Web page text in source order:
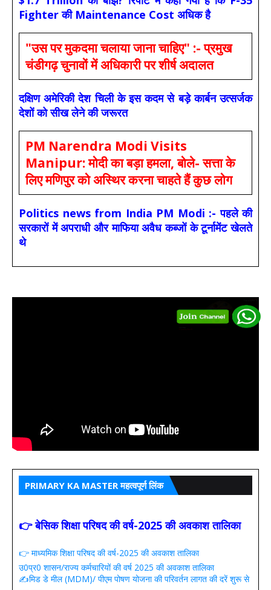
Fighter की Maintenance Cost अधिक है
"उस पर मुकदमा चलाया जाना चाहिए" :- प्रमुख
चंडीगढ़ चुनावों में अधिकारी पर शीर्ष अदालत
दक्षिण अमेरिकी देश चिली के इस कदम से बड़े कार्बन उत्सर्जक
देशों को सीख लेने की जरूरत
PM Narendra Modi Visits
Manipur: मोदी का बड़ा हमला, बोले- सत्ता के
लिए मणिपुर को अस्थिर करना चाहते हैं कुछ लोग
Politics news from India PM Modi :- पहले की
सरकारों में अपराधी और माफिया अवैध कब्जों के टूर्नामेंट खेलते
थे
PRIMARY KA MASTER महत्वपूर्ण लिंक
👉 बेसिक शिक्षा परिषद की वर्ष-2025 की अवकाश तालिका
👉 माध्यमिक शिक्षा परिषद की वर्ष-2025 की अवकाश तालिका
उ0प्र0 शासन/राज्य कर्मचारियों की वर्ष 2025 की अवकाश तालिका
✍️मिड डे मील (MDM)/ पीएम पोषण योजना की परिवर्तन लागत की दरें शुरू से